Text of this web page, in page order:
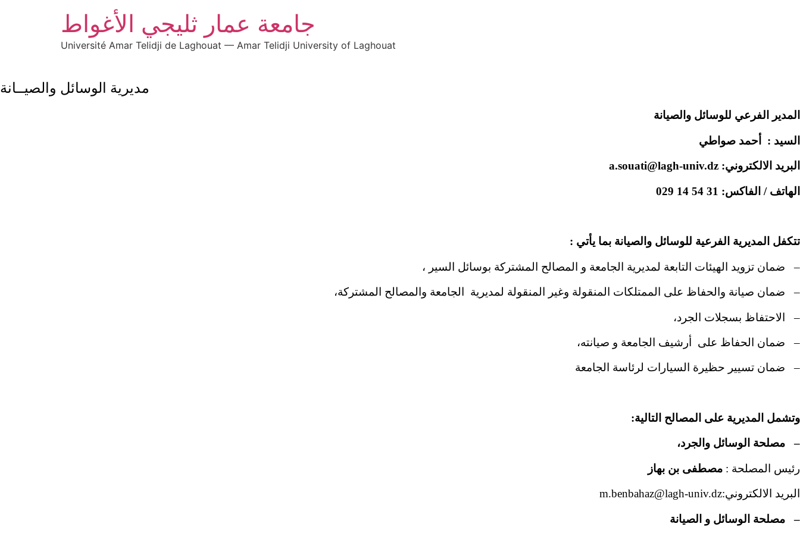
جامعة عمار ثليجي الأغواط
Université Amar Telidji de Laghouat — Amar Telidji University of Laghouat
مديرية الوسائل والصيــانة
المدير الفرعي للوسائل والصيانة
السيد : أحمد صواطي
البريد الالكتروني: a.souati@lagh-univ.dz
الهاتف / الفاكس: 31 54 14 029
تتكفل المديرية الفرعية للوسائل والصيانة بما يأتي :
– ضمان تزويد الهيئات التابعة لمديرية الجامعة و المصالح المشتركة بوسائل السير ،
– ضمان صيانة والحفاظ على الممتلكات المنقولة وغير المنقولة لمديرية الجامعة والمصالح المشتركة،
– الاحتفاظ بسجلات الجرد،
– ضمان الحفاظ على أرشيف الجامعة و صيانته،
– ضمان تسيير حظيرة السيارات لرئاسة الجامعة
وتشمل المديرية على المصالح التالية:
– مصلحة الوسائل والجرد،
رئيس المصلحة : مصطفى بن بهاز
البريد الالكتروني:m.benbahaz@lagh-univ.dz
– مصلحة الوسائل و الصيانة